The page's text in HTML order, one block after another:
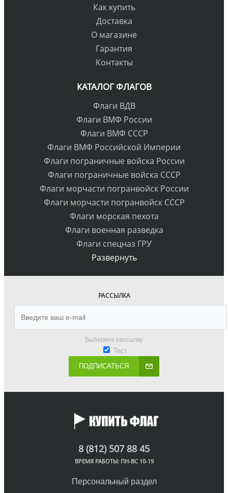
Как купить
Доставка
О магазине
Гарантия
Контакты
КАТАЛОГ ФЛАГОВ
Флаги ВДВ
Флаги ВМФ России
Флаги ВМФ СССР
Флаги ВМФ Российской Империи
Флаги пограничные войска России
Флаги пограничные войска СССР
Флаги морчасти погранвойск России
Флаги морчасти погранвойск СССР
Флаги морская пехота
Флаги военная разведка
Флаги спецназ ГРУ
Развернуть
РАССЫЛКА
Выберите рассылку
Тест
ПОДПИСАТЬСЯ
8 (812) 507 88 45
ВРЕМЯ РАБОТЫ: ПН-ВС 10-19
Персональный раздел